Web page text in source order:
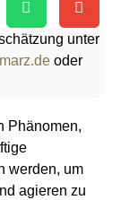
unter
oder
Phänomen,
werden, um
agieren zu